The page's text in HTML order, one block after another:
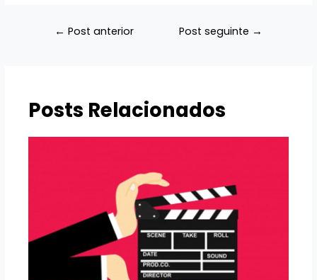
Navegação
← Post anterior Post seguinte →
Posts Relacionados